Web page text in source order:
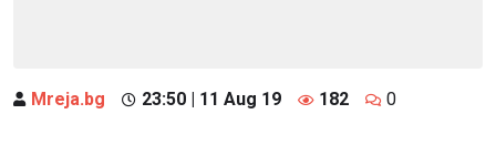
Mreja.bg 23:50 | 11 Aug 19 182 0